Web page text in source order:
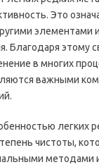
Это
элементами
Благодаря этому
в многих
важными
легких
чистоты,
методами